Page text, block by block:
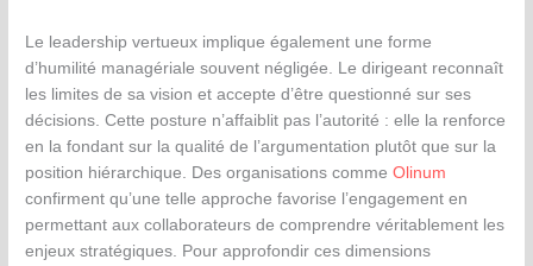
Le leadership vertueux implique également une forme
d’humilité managériale souvent négligée. Le dirigeant reconnaît
les limites de sa vision et accepte d’être questionné sur ses
décisions. Cette posture n’affaiblit pas l’autorité : elle la renforce
en la fondant sur la qualité de l’argumentation plutôt que sur la
position hiérarchique. Des organisations commeOlinum
confirment qu’une telle approche favorise l’engagement en
permettant aux collaborateurs de comprendre véritablement les
enjeux stratégiques. Pour approfondir ces dimensions